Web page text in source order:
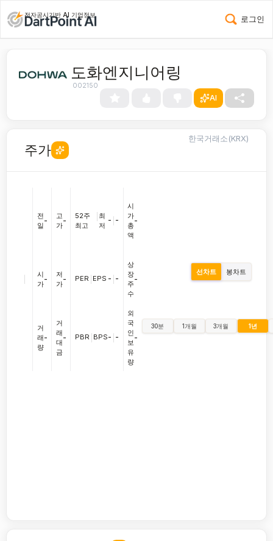
전자공시기반 AI 기업정보 로그인
도화엔지니어링
002150
AI
주가
한국거래소(KRX)
전
일
-
시
가
-
거
래
량
-
고
가
-
저
가
-
거
래
대
금
-
52주
최고
최
저
- -
PER EPS - -
PBR BPS- -
시
가
총
액
-
상
장
주
수
-
외
국
인
보
유
량
-
선차트 봉차트
30분 1개월 3개월 1년